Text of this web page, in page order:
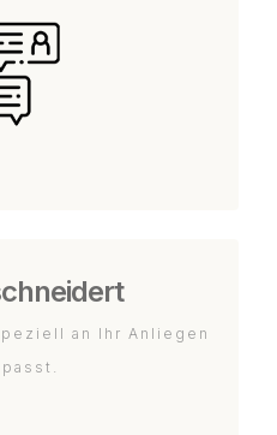
an Ihr Anliegen